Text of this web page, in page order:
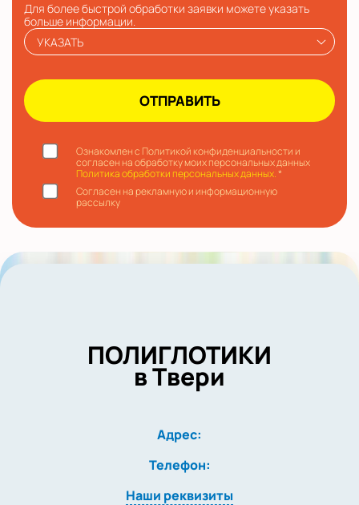
Для более быстрой обработки заявки можете указать
больше информации.
УКАЗАТЬ
Ознакомлен с Политикой конфиденциальности и
согласен на обработку моих персональных данных
Политика обработки персональных данных.*
Согласен на рекламную и информационную
рассылку
ПОЛИГЛОТИКИ
в Твери
Адрес:
Телефон:
Наши реквизиты